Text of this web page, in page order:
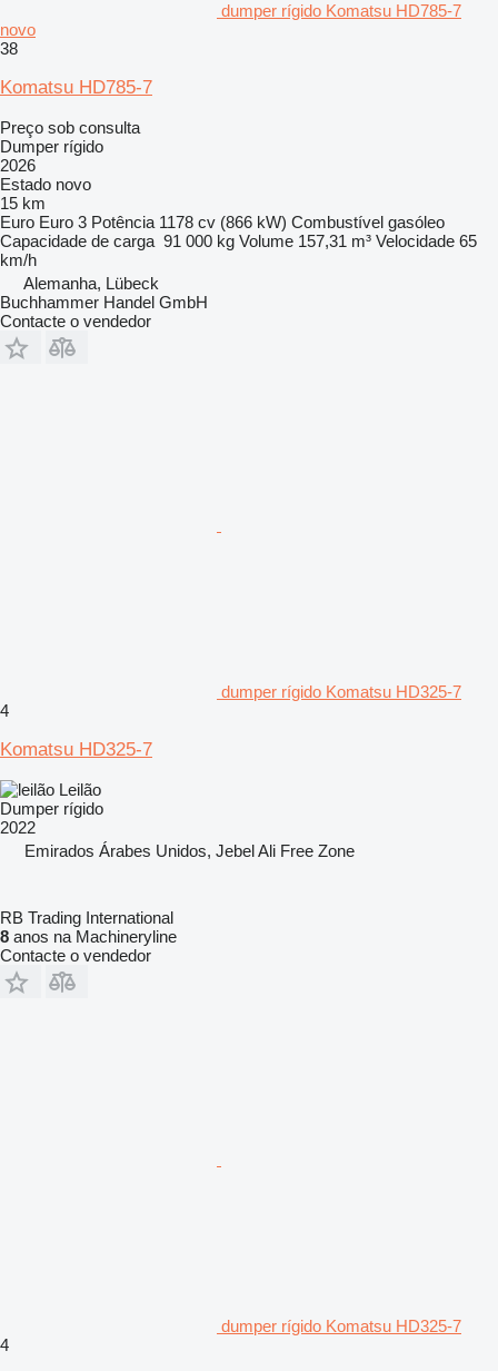
dumper rígido Komatsu HD785-7
novo
38
Komatsu HD785-7
Preço sob consulta
Dumper rígido
2026
Estado novo
15 km
Euro Euro 3 Potência 1178 cv (866 kW) Combustível gasóleo
Capacidade de carga 91 000 kg Volume 157,31 m³ Velocidade 65
km/h
Alemanha, Lübeck
Buchhammer Handel GmbH
Contacte o vendedor
dumper rígido Komatsu HD325-7
4
Komatsu HD325-7
Leilão
Dumper rígido
2022
Emirados Árabes Unidos, Jebel Ali Free Zone
RB Trading International
8 anos na Machineryline
Contacte o vendedor
dumper rígido Komatsu HD325-7
4